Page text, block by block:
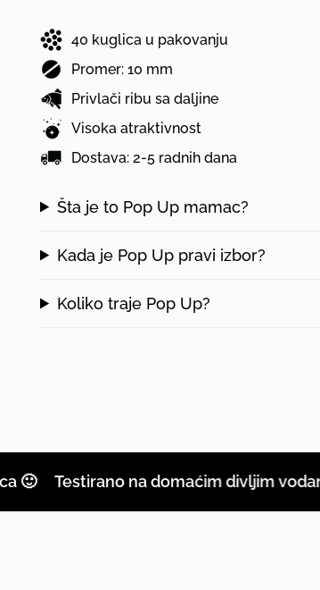
quantity
}}
</span>
u
korpi",
"decrease"=>"Smanji
količinu
za
product
}}",
quantity
komada",
"minimum_of"=>"Minimum
Medenjak
40 kuglica u pakovanju
Promer: 10 mm
Privlači ribu sa daljine
Visoka atraktivnost
Dostava: 2-5 radnih dana
Šta je to Pop Up mamac?
Kada je Pop Up pravi izbor?
Koliko traje Pop Up?
Testirano na domaćim divljim vodama ✅